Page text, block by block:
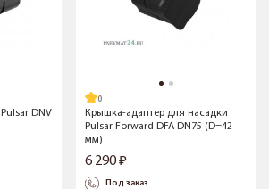
DNV
Крышка-адаптер для насадки
Pulsar Forward DFA DN75 (D=42
мм)
6 290
Под заказ